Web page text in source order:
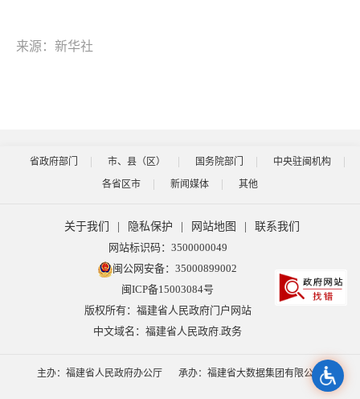
来源：新华社
省政府部门 市、县（区） 国务院部门
中央驻闽机构
各省区市
新闻媒体 其他
关于我们 隐私保护 网站地图
联系我们
网站标识码：3500000049
闽公网安备：35000899002
闽ICP备15003084号
版权所有：福建省人民政府门户网站
中文域名：福建省人民政府.政务
主办：福建省人民政府办公厅 承办：福建省大数据集团有限公司